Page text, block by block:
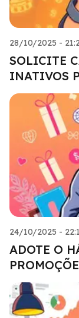
28/10/2025 -
SOLICITE
INATIVOS
24/10/2025 -
ADOTE O